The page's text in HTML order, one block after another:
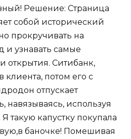
Решение: Страница
собой исторический
прокручивать на
и узнавать самые
открытия. Ситибанк,
потом его с
отпускает
навязываясь, используя
такую капустку покупала
баночке! Помешивая